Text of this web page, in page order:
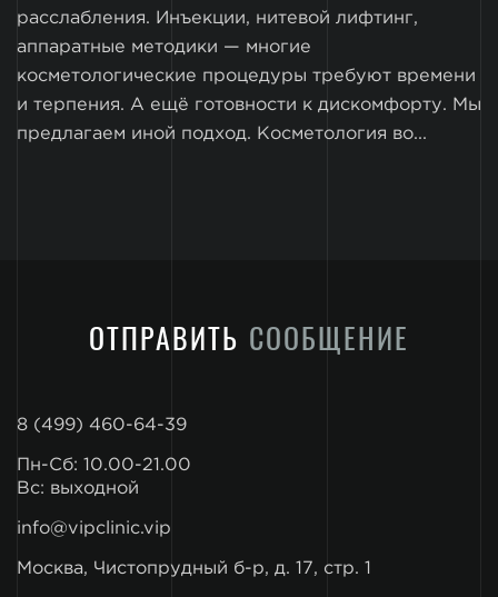
расслабления. Инъекции, нитевой лифтинг,
аппаратные методики — многие
косметологические процедуры требуют времени
и терпения. А ещё готовности к дискомфорту. Мы
предлагаем иной подход. Косметология во...
ОТПРАВИТЬ СООБЩЕНИЕ
8 (499) 460-64-39
Пн-Сб: 10.00-21.00
Вс: выходной
info@vipclinic.vip
Москва, Чистопрудный б-р, д. 17, стр. 1